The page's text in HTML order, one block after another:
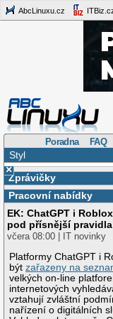
AbcLinuxu.cz
Poradna FAQ
Styl
×
Zprávičky
Pracovní nabídky
EK: ChatGPT i
pod přísnější pravidla
včera 08:00 | IT novinky
Platformy ChatGPT i
býtzařazeny na
velkých on-line
internetových
vztahují zvláštní
nařízení o digitálních